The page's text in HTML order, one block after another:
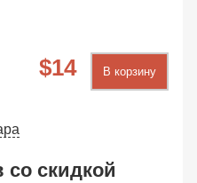
14 В корзину
со скидкой